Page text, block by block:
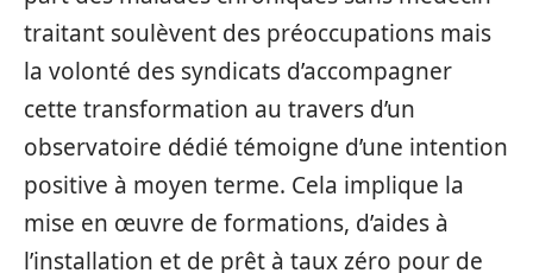
traitant soulèvent des préoccupations mais
la volonté des syndicats d’accompagner
cette transformation au travers d’un
observatoire dédié témoigne d’une intention
positive à moyen terme. Cela implique la
mise en œuvre de formations, d’aides à
l’installation et de prêt à taux zéro pour de